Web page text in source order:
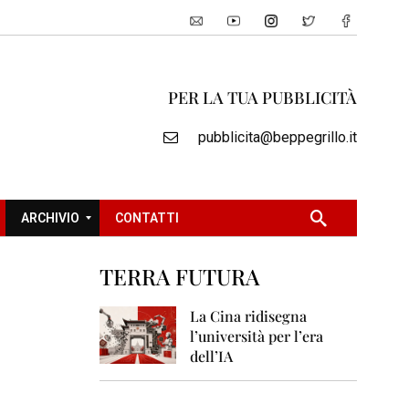
PER LA TUA PUBBLICITÀ
pubblicita@beppegrillo.it
ARCHIVIO CONTATTI
TERRA FUTURA
La Cina ridisegna
l’università per l’era
dell’IA